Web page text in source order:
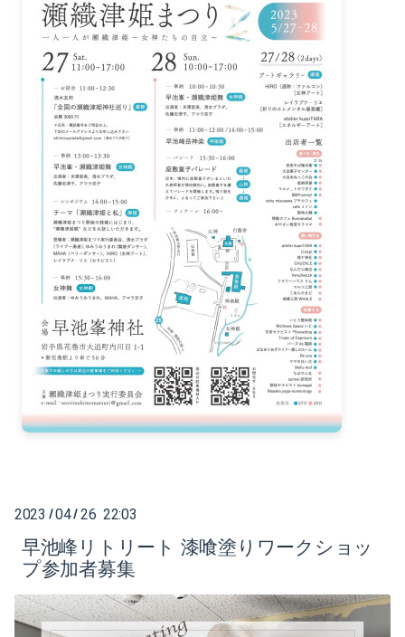
2023 /04/ 26 22:03
早池峰リトリート 漆喰塗りワークショッ
プ参加者募集